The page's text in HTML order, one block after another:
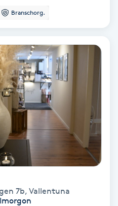
Branschorg.
7b, Vallentuna